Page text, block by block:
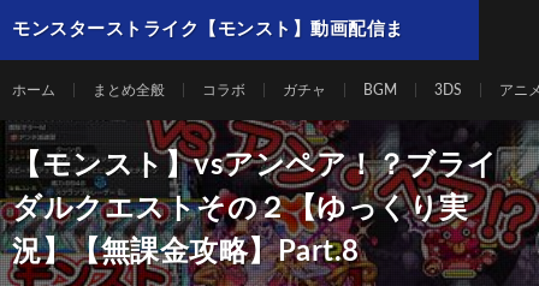
モンスターストライク【モンスト】動画配信ま
ホーム まとめ全般 コラボ ガチャ BGM 3DS アニ
【モンスト】vsアンペア！？ブライ
ダルクエストその２【ゆっくり実
況】【無課金攻略】Part.8